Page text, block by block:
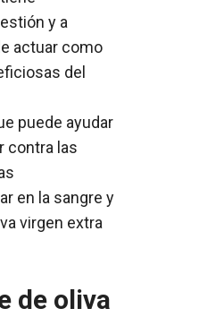
y a
actuar como
del
puede ayudar
contra las
en la sangre y
virgen extra
de oliva